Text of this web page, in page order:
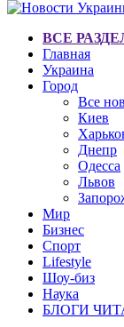
ВСЕ
Главная
Украина
Город
Все
Киев
Днепр
Одесса
Львов
Мир
Бизнес
Спорт
Lifestyle
Шоу-биз
Наука
БЛОГИ